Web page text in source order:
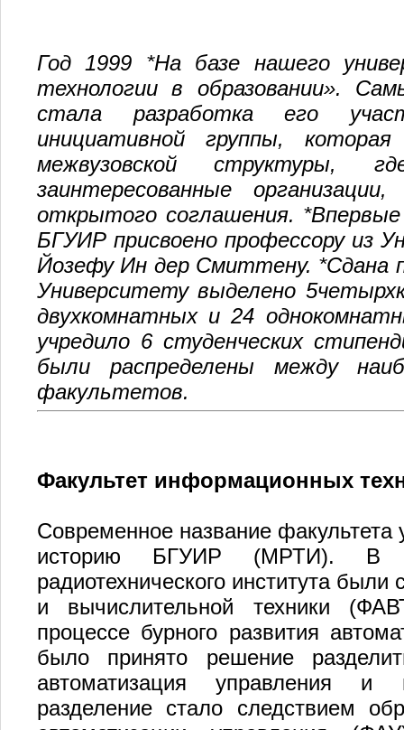
Год 1999 *На базе нашего
технологии в образовании».
стала разработка его
инициативной группы, которая
межвузовской структуры,
заинтересованные
открытого соглашения.
БГУИР присвоено профессору из
Йозефу Ин дер Смиттену. *Сдана
Университету выделено
двухкомнатных и 24
учредило 6 студенческих
были распределены между
факультетов.
Факультет информационных
Современное название
историю БГУИР (МРТИ). В
радиотехнического института
и вычислительной техники
процессе бурного развития
было принято решение
автоматизация управления и
разделение стало следствием